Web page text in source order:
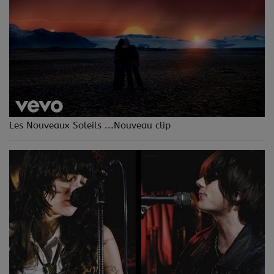
Les Nouveaux Soleils ...Nouveau clip